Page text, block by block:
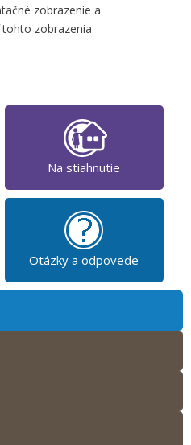
zobrazenie a
zobrazenia
Na stiahnutie
Otázky a odpovede